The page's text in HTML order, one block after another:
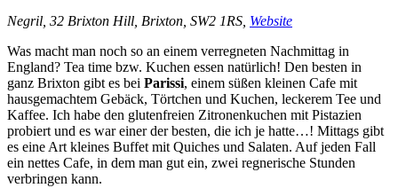
Negril, 32 Brixton Hill, Brixton, SW2 1RS, Website
Was macht man noch so an einem verregneten Nachmittag in
England? Tea time bzw. Kuchen essen natürlich! Den besten in
ganz Brixton gibt es bei Parissi, einem süßen kleinen Cafe mit
hausgemachtem Gebäck, Törtchen und Kuchen, leckerem Tee und
Kaffee. Ich habe den glutenfreien Zitronenkuchen mit Pistazien
probiert und es war einer der besten, die ich je hatte…! Mittags gibt
es eine Art kleines Buffet mit Quiches und Salaten. Auf jeden Fall
ein nettes Cafe, in dem man gut ein, zwei regnerische Stunden
verbringen kann.